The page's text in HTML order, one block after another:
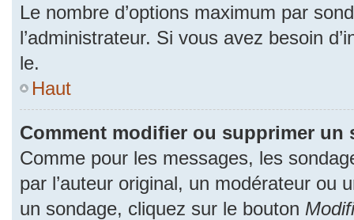
Le nombre d’options maximum par
l’administrateur. Si vous avez besoin
le.
Haut
Comment modifier ou supprimer un
Comme pour les messages, les
par l’auteur original, un modérateur ou
un sondage, cliquez sur le bouton